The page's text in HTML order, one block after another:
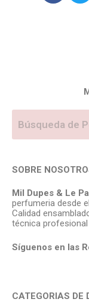
SOBRE
Mil Dupes & Le
perfumeria desde
Calidad
técnica
Síguenos en las
CATEGORIAS DE